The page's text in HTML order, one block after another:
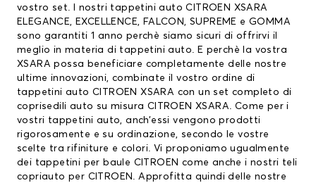
vostro set. I nostri tappetini auto CITROEN XSARA
ELEGANCE, EXCELLENCE, FALCON, SUPREME e GOMMA
sono garantiti 1 anno perchè siamo sicuri di offrirvi il
meglio in materia di tappetini auto. E perchè la vostra
XSARA possa beneficiare completamente delle nostre
ultime innovazioni, combinate il vostro ordine di
tappetini auto CITROEN XSARA con un set completo di
coprisedili auto su misura CITROEN XSARA. Come per i
vostri tappetini auto, anch’essi vengono prodotti
rigorosamente e su ordinazione, secondo le vostre
scelte tra rifiniture e colori. Vi proponiamo ugualmente
dei tappetini per baule CITROEN come anche i nostri teli
copriauto per CITROEN. Approfitta quindi delle nostre